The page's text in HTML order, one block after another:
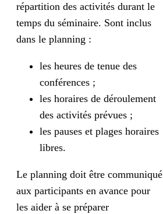
répartition des activités durant le
temps du séminaire. Sont inclus
dans le planning :
les heures de tenue des
conférences ;
les horaires de déroulement
des activités prévues ;
les pauses et plages horaires
libres.
Le planning doit être communiqué
aux participants en avance pour
les aider à se préparer